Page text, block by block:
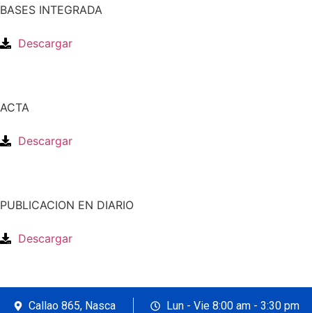
BASES INTEGRADA
Descargar
ACTA
Descargar
PUBLICACION EN DIARIO
Descargar
Callao 865, Nasca Lun - Vie 8:00 am - 3:30 pm